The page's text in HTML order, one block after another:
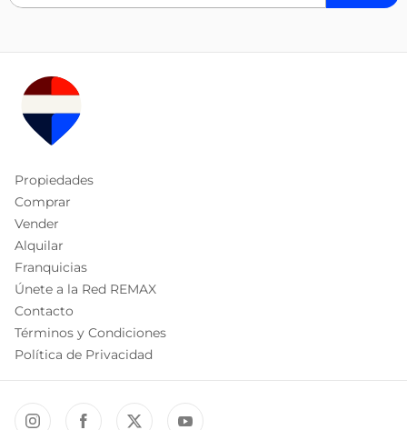
Propiedades
Comprar
Vender
Alquilar
Franquicias
Únete a la Red REMAX
Contacto
Términos y Condiciones
Política de Privacidad